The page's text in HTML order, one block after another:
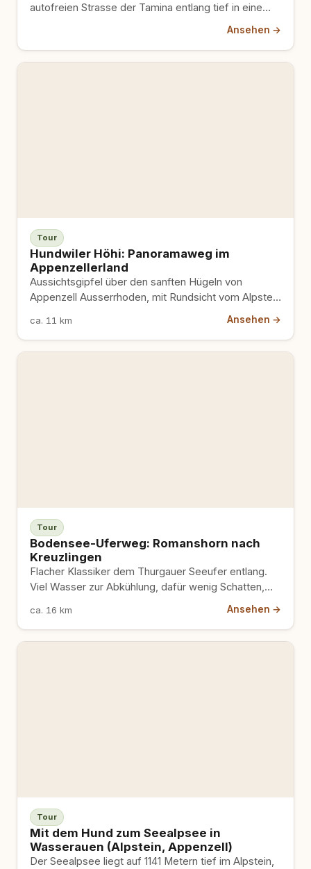
autofreien Strasse der Tamina entlang tief in eine
wildromantische Felsschlucht zum historischen Alten
heissen Tagen Gold wert ist, mit einer ehrlichen
Ansehen →
Tour
Hundwiler Höhi: Panoramaweg im
Appenzellerland
Aussichtsgipfel über den sanften Hügeln von
Appenzell Ausserrhoden, mit Rundsicht vom Alpstein
ca. 11 km Ansehen →
Tour
Bodensee-Uferweg: Romanshorn nach
Kreuzlingen
Flacher Klassiker dem Thurgauer Seeufer entlang.
Viel Wasser zur Abkühlung, dafür wenig Schatten,
ca. 16 km Ansehen →
Tour
Mit dem Hund zum Seealpsee in
Wasserauen (Alpstein, Appenzell)
Der Seealpsee liegt auf 1141 Metern tief im Alpstein,